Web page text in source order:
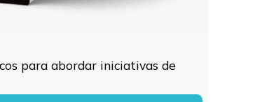
para abordar iniciativas de